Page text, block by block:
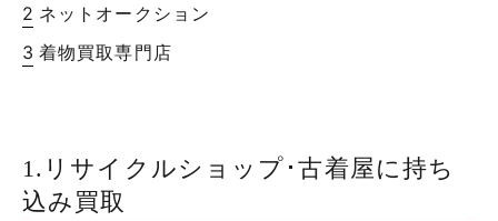
ネットオークション
着物買取専門店
1.リサイクルショップ･古着屋に持ち
込み買取